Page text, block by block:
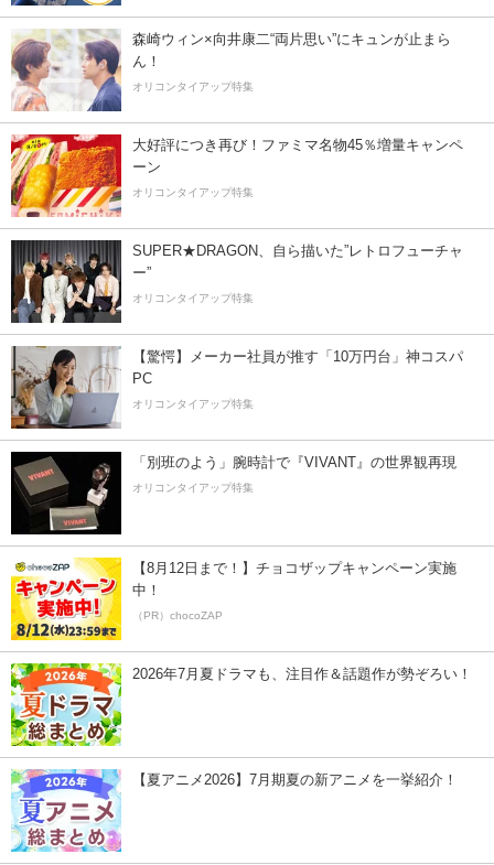
森崎ウィン×向井康二“両片思い”にキュンが止まら
ん！
オリコンタイアップ特集
大好評につき再び！ファミマ名物45％増量キャンペ
ーン
オリコンタイアップ特集
SUPER★DRAGON、自ら描いた”レトロフューチャ
ー”
オリコンタイアップ特集
【驚愕】メーカー社員が推す「10万円台」神コスパ
PC
オリコンタイアップ特集
「別班のよう」腕時計で『VIVANT』の世界観再現
オリコンタイアップ特集
【8月12日まで！】チョコザップキャンペーン実施
中！
（PR）chocoZAP
2026年7月夏ドラマも、注目作＆話題作が勢ぞろい！
【夏アニメ2026】7月期夏の新アニメを一挙紹介！